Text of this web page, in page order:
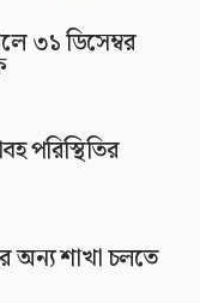
৩১ ডিসেম্বর
পরিস্থিতির
অন্য শাখা চলতে